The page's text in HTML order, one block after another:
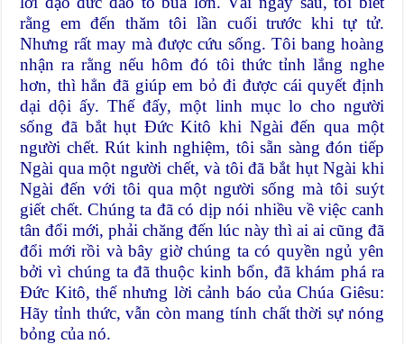
rằng em đến thăm tôi lần cuối trước khi tự tử.
Nhưng rất may mà được cứu sống. Tôi bang hoàng
nhận ra rằng nếu hôm đó tôi thức tỉnh lắng nghe
hơn, thì hẳn đã giúp em bỏ đi được cái quyết định
dại dội ấy. Thế đấy, một linh mục lo cho người
sống đã bắt hụt Đức Kitô khi Ngài đến qua một
người chết. Rút kinh nghiệm, tôi sẵn sàng đón tiếp
Ngài qua một người chết, và tôi đã bắt hụt Ngài khi
Ngài đến với tôi qua một người sống mà tôi suýt
giết chết. Chúng ta đã có dịp nói nhiều về việc canh
tân đổi mới, phải chăng đến lúc này thì ai ai cũng đã
đổi mới rồi và bây giờ chúng ta có quyền ngủ yên
bởi vì chúng ta đã thuộc kinh bổn, đã khám phá ra
Đức Kitô, thế nhưng lời cảnh báo của Chúa Giêsu:
Hãy tỉnh thức, vẫn còn mang tính chất thời sự nóng
bỏng của nó.